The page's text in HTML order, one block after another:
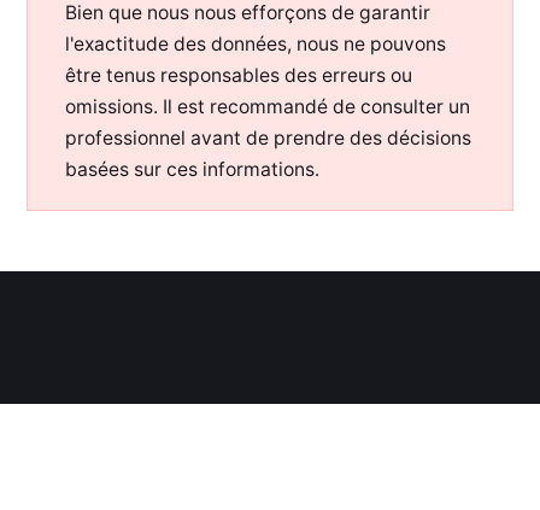
Bien que nous nous efforçons de garantir
l'exactitude des données, nous ne pouvons
être tenus responsables des erreurs ou
omissions. Il est recommandé de consulter un
professionnel avant de prendre des décisions
basées sur ces informations.